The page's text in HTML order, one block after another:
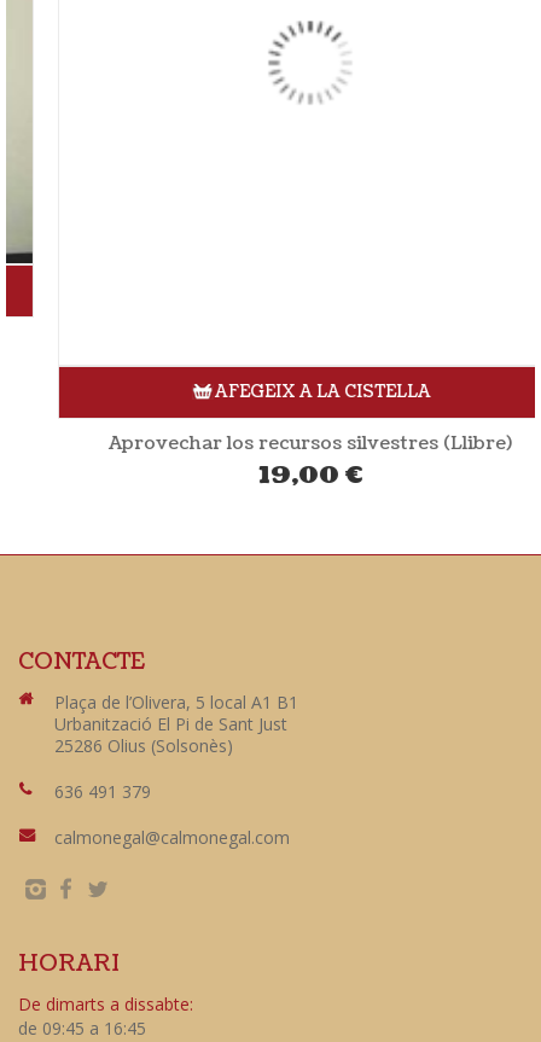
AFEGEIX A LA CISTELLA
Aprovechar los recursos silvestres (Llibre)
19,00€
CONTACTE
Plaça de l’Olivera, 5 local A1 B1
Urbanització El Pi de Sant Just
25286 Olius (Solsonès)
636 491 379
calmonegal@calmonegal.com
HORARI
De dimarts a dissabte:
de 09:45 a 16:45